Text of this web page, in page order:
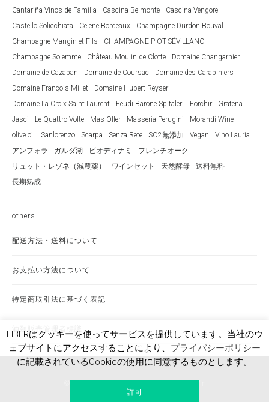
Cantariña Vinos de Familia
Cascina Belmonte
Cascina Vèngore
Castello Solicchiata
Celene Bordeaux
Champagne Durdon Bouval
Champagne Mangin et Fils
CHAMPAGNE PIOT-SÉVILLANO
Champagne Solemme
Château Moulin de Clotte
Domaine Changarnier
Domaine de Cazaban
Domaine de Coursac
Domaine des Carabiniers
Domaine François Millet
Domaine Hubert Reyser
Domaine La Croix Saint Laurent
Feudi Barone Spitaleri Forchir
Gratena
Jasci
Le Quattro Volte Mas Oller Masseria Perugini
Morandi Wine
olive oil
Sanlorenzo Scarpa Senza Rete SO2無添加 Vegan
Vino Lauria
アンフォラ
ガルダ湖 ビオディナミ
フレンチオーク
リュット・レゾネ（減農薬）
ワインセット 天然酵母
送料無料
長期熟成
others
配送方法・送料について
お支払い方法について
特定商取引法に基づく表記
酒類販売管理者標識
LIBERはクッキーを使ってサービスを提供しています。当社のウ
ェブサイトにアクセスすることにより、 プライバシーポリシー
に記載されているCookieの使用に同意するものとします。
許可